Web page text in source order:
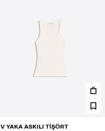
V YAKA ASKILI TIŞÖRT